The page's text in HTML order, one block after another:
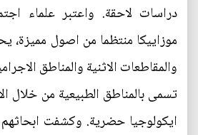
دراسات لاحقة. واعتبر علماء
موزاييكا منتظما من اصول مميزة،
والمقاطعات الاثنية والمناطق
تسمى بالمناطق الطبيعية من خلال
ايكولوجيا حضرية. وكشفت